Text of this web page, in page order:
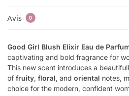
Avis 0
Good Girl Blush Elixir Eau de
captivating and bold fragrance for
This new scent introduces a
of fruity, floral, and oriental notes,
choice for the modern, confident